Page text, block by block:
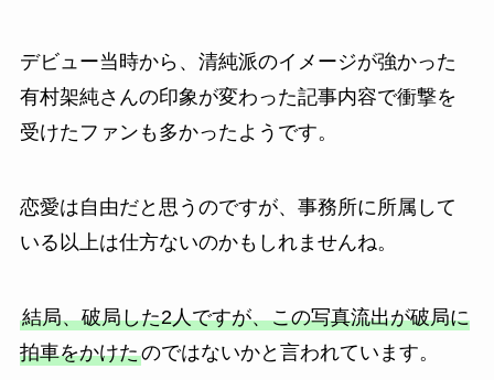
デビュー当時から、清純派のイメージが強かった
有村架純さんの印象が変わった記事内容で衝撃を
受けたファンも多かったようです。
恋愛は自由だと思うのですが、事務所に所属して
いる以上は仕方ないのかもしれませんね。
結局、破局した2人ですが、この写真流出が破局に
拍車をかけたのではないかと言われています。